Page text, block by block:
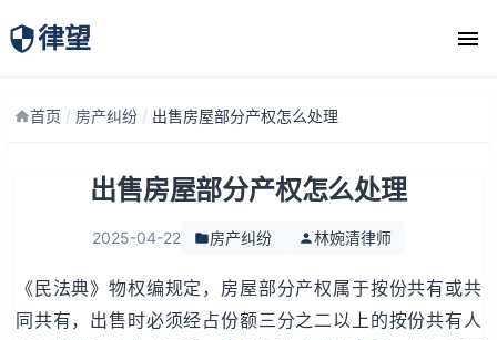
律望
律师团队
首页 / 房产纠纷 / 出售房屋部分产权怎么处理
出售房屋部分产权怎么处理
2025-04-22 房产纠纷 林婉清律师
《民法典》物权编规定，房屋部分产权属于按份共有或共
同共有，出售时必须经占份额三分之二以上的按份共有人